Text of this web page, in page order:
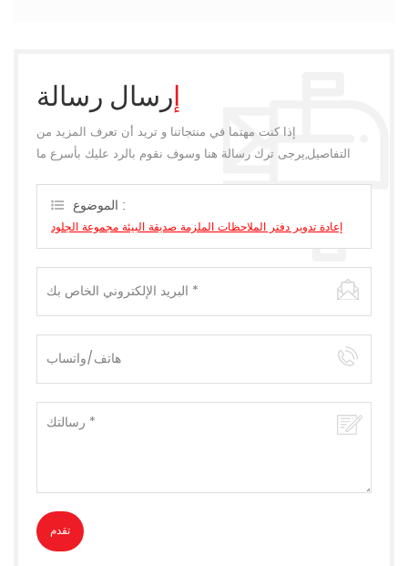
إرسال رسالة
إذا كنت مهتما في منتجاتنا و تريد أن تعرف المزيد من
التفاصيل,يرجى ترك رسالة هنا وسوف نقوم بالرد عليك بأسرع ما
الموضوع :
إعادة تدوير دفتر الملاحظات الملزمة صديقة البيئة مجموعة الجلود